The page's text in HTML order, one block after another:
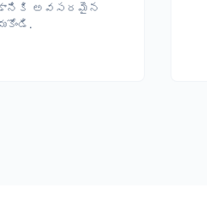
అవసరమైన